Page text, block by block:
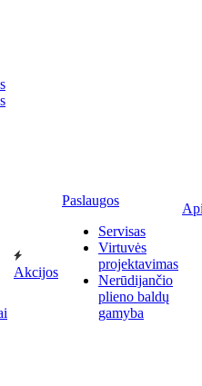
Akcijos
Paslaugos
Servisas
Virtuvės
projektavimas
Nerūdijančio
plieno baldų
gamyba